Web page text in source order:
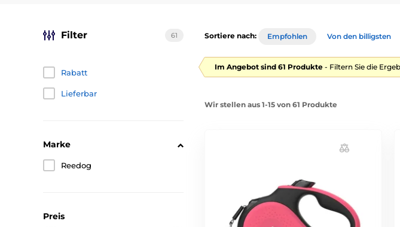
Filter 61
Rabatt
Lieferbar
Marke
Reedog
Preis
Sortiere nach: Empfohlen Von den billigsten
Im Angebot sind 61 Produkte - Filtern Sie die
Wir stellen aus 1-15 von 61 Produkte